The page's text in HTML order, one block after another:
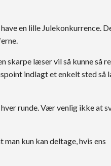
en lille Julekonkurrence.
skarpe læser vil så kunne så
indlagt et enkelt sted så
runde. Vær venlig ikke at
kun kan deltage, hvis ens